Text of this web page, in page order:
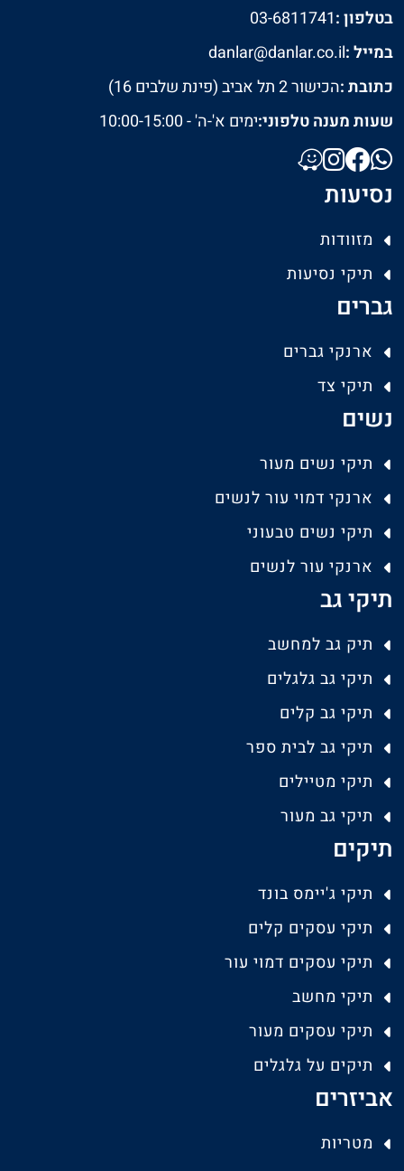
בטלפון :03-6811741
במייל :danlar@danlar.co.il
כתובת :הכישור 2 תל אביב (פינת שלבים 16)
שעות מענה טלפוני:ימים א'-ה' - 10:00-15:00
נסיעות
מזוודות
תיקי נסיעות
גברים
ארנקי גברים
תיקי צד
נשים
תיקי נשים מעור
ארנקי דמוי עור לנשים
תיקי נשים טבעוני
ארנקי עור לנשים
תיקי גב
תיק גב למחשב
תיקי גב גלגלים
תיקי גב קלים
תיקי גב לבית ספר
תיקי מטיילים
תיקי גב מעור
תיקים
תיקי ג'יימס בונד
תיקי עסקים קלים
תיקי עסקים דמוי עור
תיקי מחשב
תיקי עסקים מעור
תיקים על גלגלים
אביזרים
מטריות